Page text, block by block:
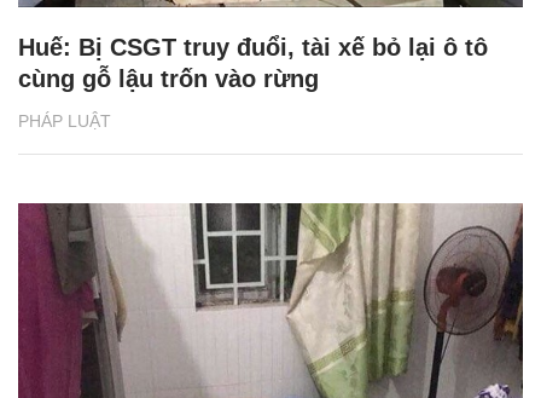
PHÁP LUẬT
Huế: Bị CSGT truy đuổi, tài xế bỏ lại ô tô
cùng gỗ lậu trốn vào rừng